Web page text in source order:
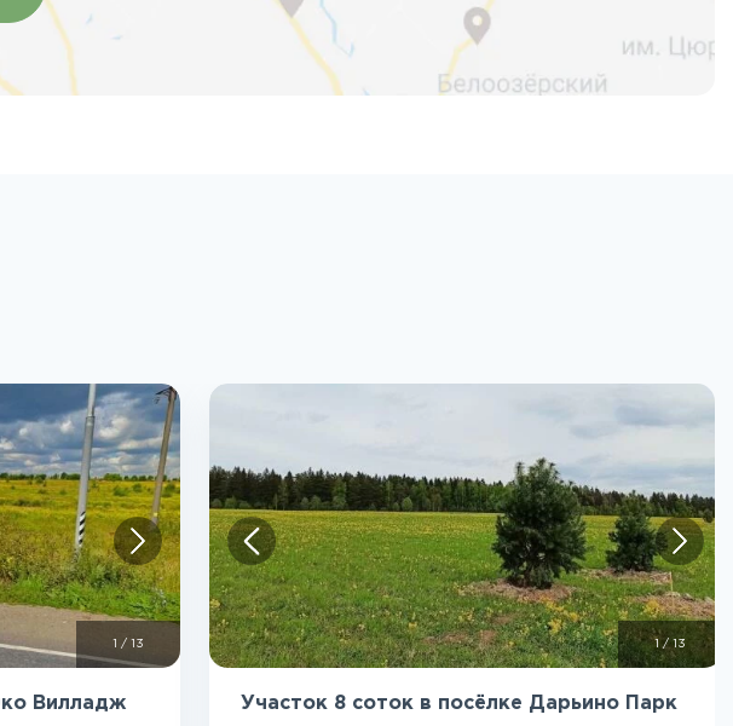
/ 13
Вилладж
1 / 13
Участок 8 соток в посёлке Дарьино Парк